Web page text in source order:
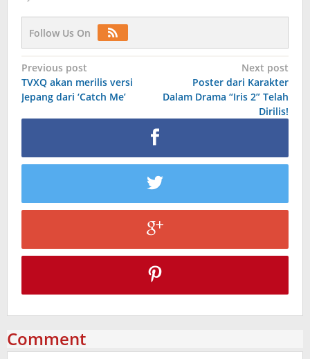
Follow Us On
Post
navigation
Previous post
TVXQ akan merilis versi
Jepang dari ‘Catch Me’
Next post
Poster dari Karakter
Dalam Drama “Iris 2” Telah
Dirilis!
Comment